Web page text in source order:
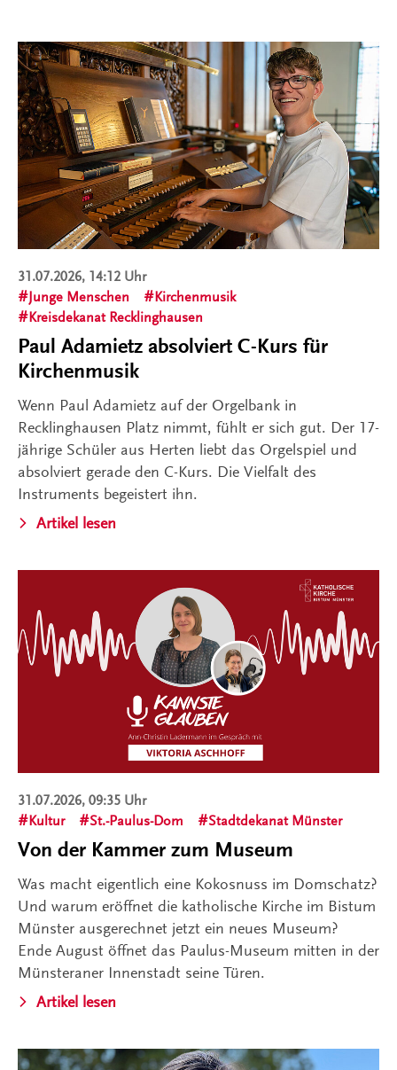
31.07.2026, 14:12 Uhr
Junge Menschen
Kirchenmusik
Kreisdekanat Recklinghausen
Paul Adamietz absolviert C-Kurs für
Kirchenmusik
Wenn Paul Adamietz auf der Orgelbank in
Recklinghausen Platz nimmt, fühlt er sich gut. Der 17-
jährige Schüler aus Herten liebt das Orgelspiel und
absolviert gerade den C-Kurs. Die Vielfalt des
Instruments begeistert ihn.
Artikel lesen
31.07.2026, 09:35 Uhr
Kultur
St.-Paulus-Dom Stadtdekanat Münster
Von der Kammer zum Museum
Was macht eigentlich eine Kokosnuss im Domschatz?
Und warum eröffnet die katholische Kirche im Bistum
Münster ausgerechnet jetzt ein neues Museum?
Ende August öffnet das Paulus-Museum mitten in der
Münsteraner Innenstadt seine Türen.
Artikel lesen